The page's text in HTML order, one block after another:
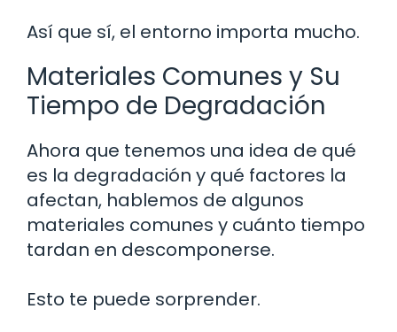
Así que sí, el entorno importa mucho.
Materiales Comunes y Su
Tiempo de Degradación
Ahora que tenemos una idea de qué
es la degradación y qué factores la
afectan, hablemos de algunos
materiales comunes y cuánto tiempo
tardan en descomponerse.
Esto te puede sorprender.